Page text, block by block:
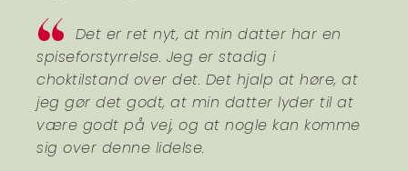
Det er ret nyt, at min datter har en
spiseforstyrrelse. Jeg er stadig i
choktilstand over det. Det hjalp at høre, at
jeg gør det godt, at min datter lyder til at
være godt på vej, og at nogle kan komme
sig over denne lidelse.